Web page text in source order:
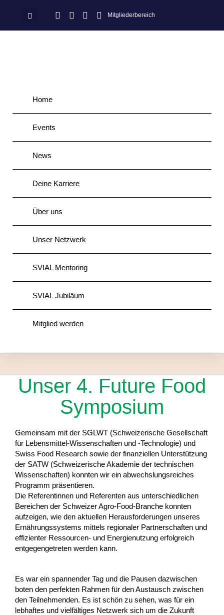
Mitgliederbereich
Home
Events
News
Deine Karriere
Über uns
Unser Netzwerk
SVIAL Mentoring
SVIAL Jubiläum
Mitglied werden
Unser 4. Future Food
Symposium
Gemeinsam mit der SGLWT (Schweizerische Gesellschaft
für Lebensmittel-Wissenschaften und -Technologie) und
Swiss Food Research sowie der finanziellen Unterstützung
der SATW (Schweizerische Akademie der technischen
Wissenschaften) konnten wir ein abwechslungsreiches
Programm präsentieren.
Die Referentinnen und Referenten aus unterschiedlichen
Bereichen der Schweizer Agro-Food-Branche konnten
aufzeigen, wie den aktuellen Herausforderungen unseres
Ernährungssystems mittels regionaler Partnerschaften und
effizienter Ressourcen- und Energienutzung erfolgreich
entgegengetreten werden kann.
Es war ein spannender Tag und die Pausen dazwischen
boten den perfekten Rahmen für den Austausch zwischen
den Teilnehmenden. Es ist schön zu sehen, was für ein
lebhaftes und vielfältiges Netzwerk sich um die Zukunft